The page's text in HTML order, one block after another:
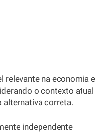
relevante na economia e
o contexto atual
alternativa correta.
independente